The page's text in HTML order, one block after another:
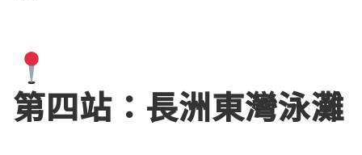
第四站：長洲東灣泳灘